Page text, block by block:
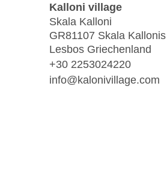
Kalloni village
Skala Kalloni
GR81107 Skala Kallonis
Lesbos Griechenland
+30 2253024220
info@kalonivillage.com